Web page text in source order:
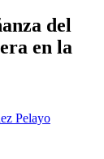
del
en la
Pelayo